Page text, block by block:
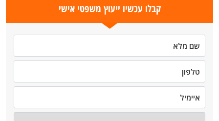
קבלו עכשיו ייעוץ משפטי אישי